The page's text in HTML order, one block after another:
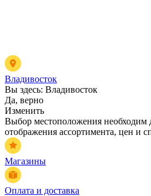
Владивосток
Вы здесь: Владивосток
Да, верно
Изменить
Выбор местоположения необходим
отображения ассортимента, цен и
Магазины
Оплата и доставка